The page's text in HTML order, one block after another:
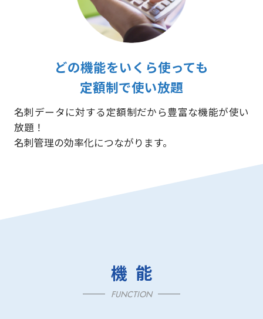
どの機能をいくら使っても
定額制で使い放題
名刺データに対する定額制だから豊富な機能が使い
放題！
名刺管理の効率化につながります。
機能
FUNCTION